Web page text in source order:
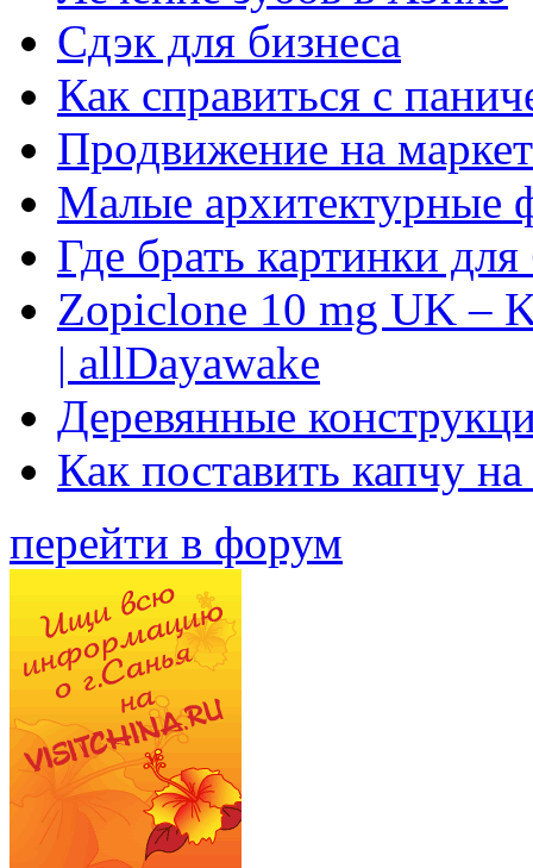
Сдэк для бизнеса
Как справиться с
Продвижение на
Малые архитектурные
Где брать картинки
Zopiclone 10 mg UK –
| allDayawake
Деревянные
Как поставить капчу
перейти в форум